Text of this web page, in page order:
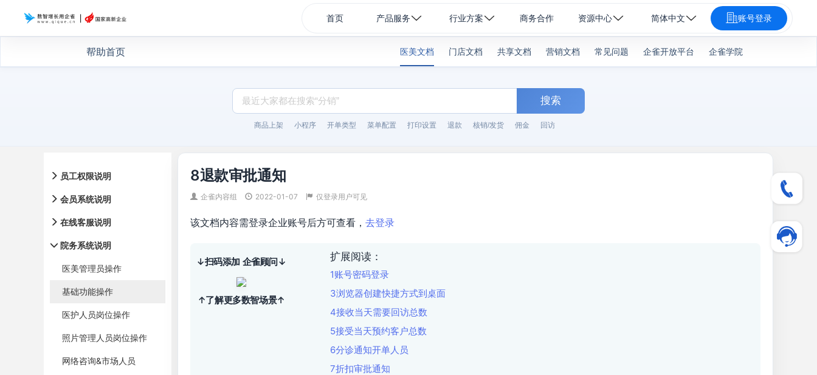
首页 产品服务 行业方案 商务合作 资源中心 简体中文 账号登录
帮助首页 医美文档 门店文档 共享文档 营销文档 常见问题 企雀开放平台 企雀学院
搜索
商品上架 小程序 开单类型 菜单配置 打印设置 退款 核销/发货 佣金 回访
员工权限说明
会员系统说明
在线客服说明
院务系统说明
医美管理员操作
基础功能操作
医护人员岗位操作
照片管理人员岗位操作
网络咨询&市场人员
8退款审批通知
企雀内容组 2022-01-07 仅登录用户可见
该文档内容需登录企业账号后方可查看， 去登录
↓扫码添加 企雀顾问↓
↑了解更多数智场景↑
扩展阅读：
1账号密码登录
3浏览器创建快捷方式到桌面
4接收当天需要回访总数
5接受当天预约客户总数
6分诊通知开单人员
7折扣审批通知